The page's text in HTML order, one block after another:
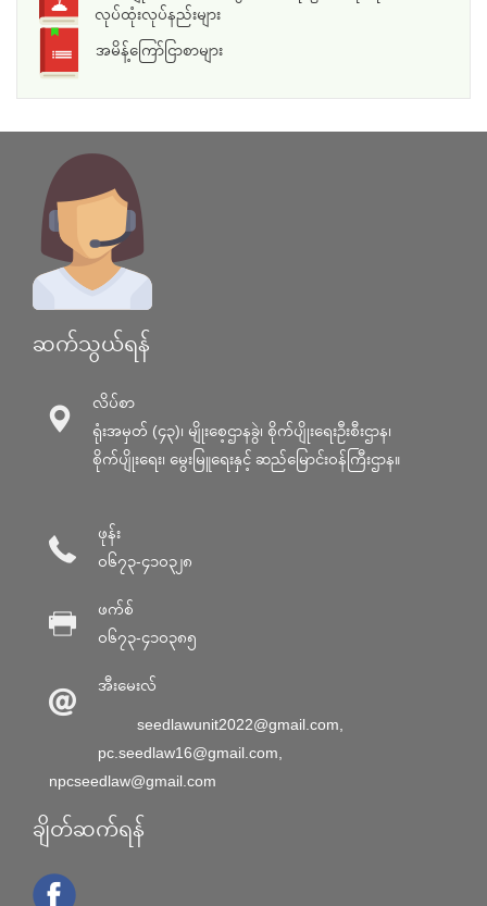
လုပ်ထုံးလုပ်နည်းများ
အမိန့်ကြော်ငြာစာများ
ဆက်သွယ်ရန်
လိပ်စာ
ရုံးအမှတ် (၄၃)၊ မျိုးစေ့ဌာနခွဲ၊ စိုက်ပျိုးရေးဦးစီးဌာန၊
စိုက်ပျိုးရေး၊ မွေးမြူရေးနှင့် ဆည်မြောင်း၀န်ကြီးဌာန။
ဖုန်း
၀၆၇၃-၄၁၀၃၂၈
ဖက်စ်
၀၆၇၃-၄၁၀၃၈၅
အီးမေးလ်
seedlawunit2022@gmail.com
pc.seedlaw16@gmail.com
npcseedlaw@gmail.com
ချိတ်ဆက်ရန်